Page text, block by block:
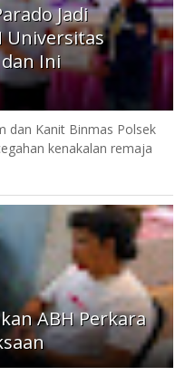
Jadi
Universitas
Ini
dan Kanit Binmas Polsek
kenakalan remaja
ABH Perkara